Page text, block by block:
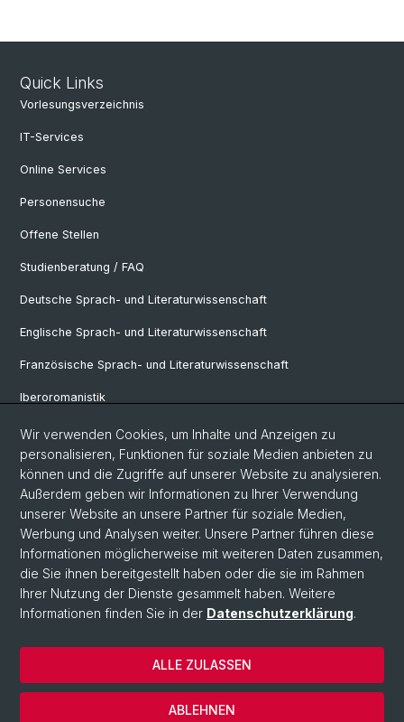
Quick Links
Vorlesungsverzeichnis
IT-Services
Online Services
Personensuche
Offene Stellen
Studienberatung / FAQ
Deutsche Sprach- und Literaturwissenschaft
Englische Sprach- und Literaturwissenschaft
Französische Sprach- und Literaturwissenschaft
Iberoromanistik
Italianistik
Nordistik
Osteuropa-Studien
Slavic Studies
© Universität Basel
Datenschutzerklärung
Philosophisch-Historische Fakultät
Wir verwenden Cookies, um Inhalte und Anzeigen zu
personalisieren, Funktionen für soziale Medien anbieten zu
können und die Zugriffe auf unserer Website zu analysieren.
Außerdem geben wir Informationen zu Ihrer Verwendung
unserer Website an unsere Partner für soziale Medien,
Werbung und Analysen weiter. Unsere Partner führen diese
Informationen möglicherweise mit weiteren Daten zusammen,
die Sie ihnen bereitgestellt haben oder die sie im Rahmen
Ihrer Nutzung der Dienste gesammelt haben. Weitere
Informationen finden Sie in der Datenschutzerklärung.
ABLEHNEN
ALLE ZULASSEN